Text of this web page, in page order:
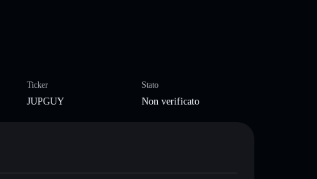
Ticker
JUPGUY
Stato
Non verificato